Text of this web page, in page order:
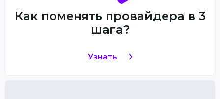
Как поменять провайдера в 3
шага?
Узнать